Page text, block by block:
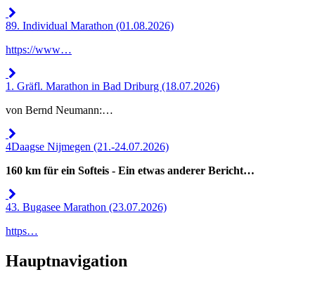
89. Individual Marathon (01.08.2026)
https://www…
1. Gräfl. Marathon in Bad Driburg (18.07.2026)
von Bernd Neumann:…
4Daagse Nijmegen (21.-24.07.2026)
160 km für ein Softeis - Ein etwas anderer Bericht…
43. Bugasee Marathon (23.07.2026)
https…
Hauptnavigation